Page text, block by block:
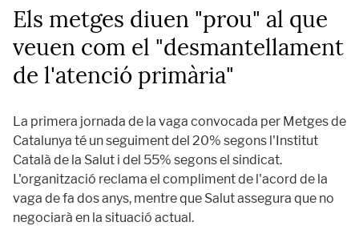
Els metges diuen "prou" al que
veuen com el "desmantellament
de l'atenció primària"
La primera jornada de la vaga convocada per Metges de
Catalunya té un seguiment del 20% segons l'Institut
Català de la Salut i del 55% segons el sindicat.
L'organització reclama el compliment de l'acord de la
vaga de fa dos anys, mentre que Salut assegura que no
negociarà en la situació actual.